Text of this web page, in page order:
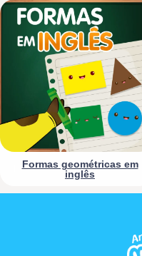
Formas geométricas em
inglês